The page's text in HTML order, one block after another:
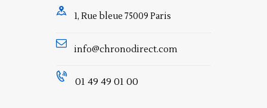
1, Rue bleue 75009 Paris
info@chronodirect.com
01 49 49 01 00